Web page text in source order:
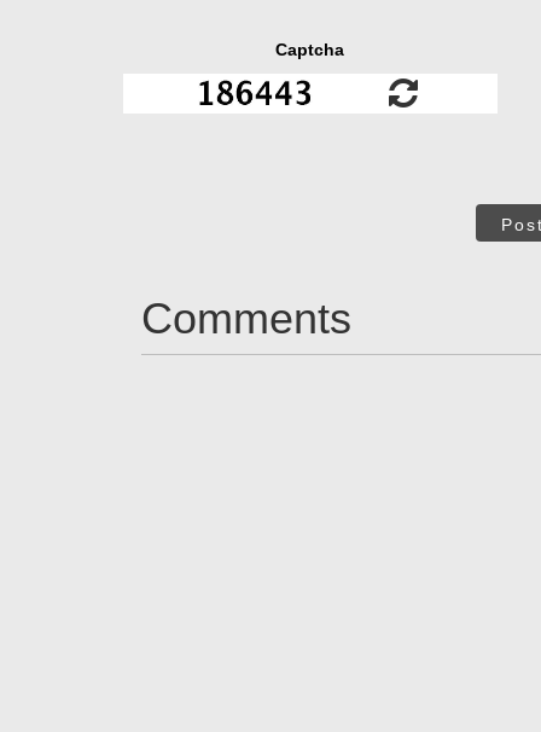
Captcha
Comments